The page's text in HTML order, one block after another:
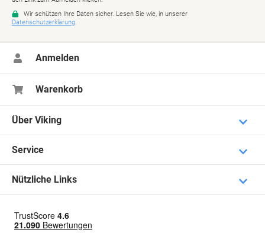
Anmelden
Warenkorb
Über Viking
Service
Nützliche Links